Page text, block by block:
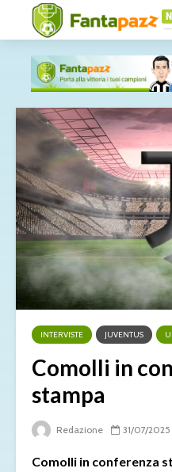
INTERVISTE JUVENTUS
Comolli in
stampa
Redazione 31/07/2025
Comolli in conferenza